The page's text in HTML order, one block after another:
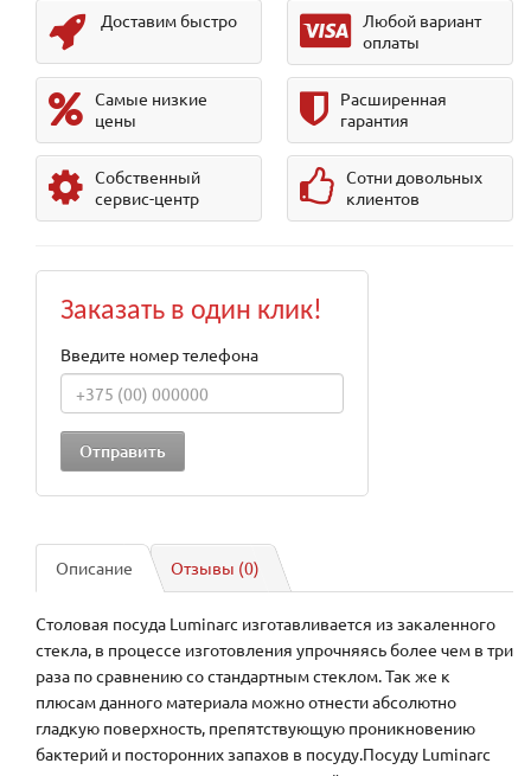
Доставим быстро
Любой вариант
оплаты
Самые низкие
цены
Расширенная
гарантия
Собственный
сервис-центр
Сотни довольных
клиентов
Заказать в один клик!
Введите номер телефона
Описание Отзывы (0)
Столовая посуда Luminarc изготавливается из закаленного
стекла, в процессе изготовления упрочняясь более чем в три
раза по сравнению со стандартным стеклом. Так же к
плюсам данного материала можно отнести абсолютно
гладкую поверхность, препятствующую проникновению
бактерий и посторонних запахов в посуду.Посуду Luminarc